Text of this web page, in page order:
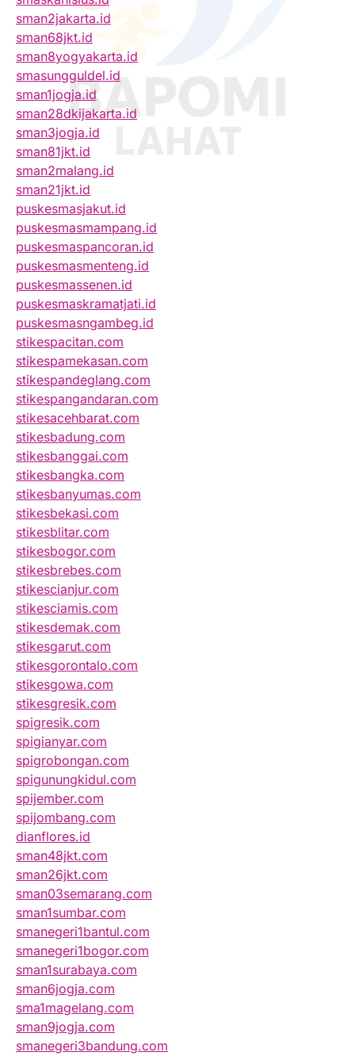
sman2jakarta.id
sman68jkt.id
sman8yogyakarta.id
smasungguldel.id
sman1jogja.id
sman28dkijakarta.id
sman3jogja.id
sman81jkt.id
sman2malang.id
sman21jkt.id
puskesmasjakut.id
puskesmasmampang.id
puskesmaspancoran.id
puskesmasmenteng.id
puskesmassenen.id
puskesmaskramatjati.id
puskesmasngambeg.id
stikespacitan.com
stikespamekasan.com
stikespandeglang.com
stikespangandaran.com
stikesacehbarat.com
stikesbadung.com
stikesbanggai.com
stikesbangka.com
stikesbanyumas.com
stikesbekasi.com
stikesblitar.com
stikesbogor.com
stikesbrebes.com
stikescianjur.com
stikesciamis.com
stikesdemak.com
stikesgarut.com
stikesgorontalo.com
stikesgowa.com
stikesgresik.com
spigresik.com
spigianyar.com
spigrobongan.com
spigunungkidul.com
spijember.com
spijombang.com
dianflores.id
sman48jkt.com
sman26jkt.com
sman03semarang.com
sman1sumbar.com
smanegeri1bantul.com
smanegeri1bogor.com
sman1surabaya.com
sman6jogja.com
sma1magelang.com
sman9jogja.com
smanegeri3bandung.com